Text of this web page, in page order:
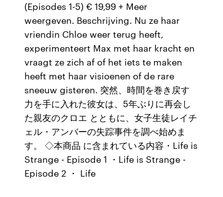
(Episodes 1-5) € 19,99 + Meer
weergeven. Beschrijving. Nu ze haar
vriendin Chloe weer terug heeft,
experimenteert Max met haar kracht en
vraagt ze zich af of het iets te maken
heeft met haar visioenen of de rare
sneeuw gisteren. 突然、時間を巻き戻す
力を手に入れた彼女は、5年ぶりに再会し
た親友のクロエ とともに、女子生徒レイチ
ェル・アンバーの失踪事件を調べ始めま
す。 ◇本商品 に含まれている内容・Life is
Strange - Episode 1 ・Life is Strange -
Episode 2 ・ Life